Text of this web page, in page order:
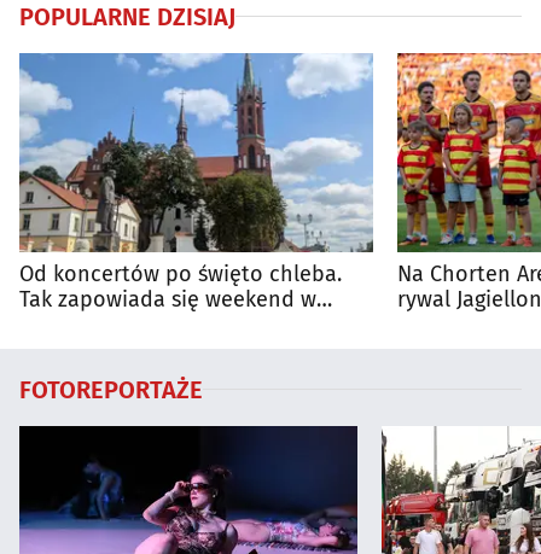
POPULARNE DZISIAJ
Od koncertów po święto chleba.
Tak zapowiada się weekend w
Na Chorten
rywal
FOTOREPORTAŻE